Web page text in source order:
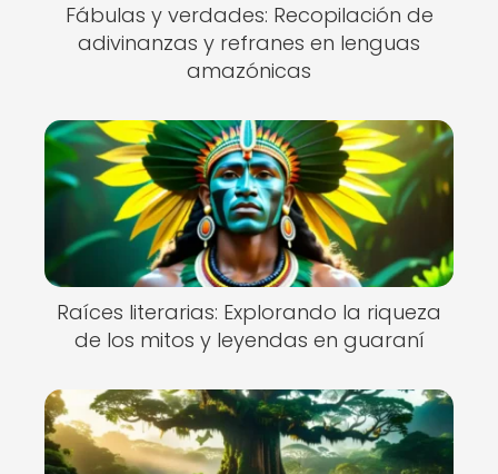
Fábulas y verdades: Recopilación de
adivinanzas y refranes en lenguas
amazónicas
Raíces literarias: Explorando la riqueza
de los mitos y leyendas en guaraní